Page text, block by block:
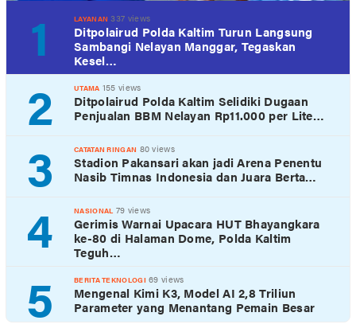
1 LAYANAN 337 views
Ditpolairud Polda Kaltim Turun Langsung
Sambangi Nelayan Manggar, Tegaskan
Kesel…
2 UTAMA 155 views
Ditpolairud Polda Kaltim Selidiki Dugaan
Penjualan BBM Nelayan Rp11.000 per Lite…
3 CATATAN RINGAN 80 views
Stadion Pakansari akan jadi Arena Penentu
Nasib Timnas Indonesia dan Juara Berta…
4 NASIONAL 79 views
Gerimis Warnai Upacara HUT Bhayangkara
ke-80 di Halaman Dome, Polda Kaltim
Teguh…
5 BERITA TEKNOLOGI 69 views
Mengenal Kimi K3, Model AI 2,8 Triliun
Parameter yang Menantang Pemain Besar